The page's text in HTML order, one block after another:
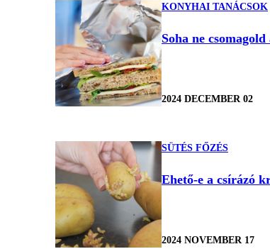
KONYHAI TANÁCSOK
Soha ne
2024 DECEMBER 02
SÜTÉS FŐZÉS
Ehető-e a csírázó
2024 NOVEMBER 17